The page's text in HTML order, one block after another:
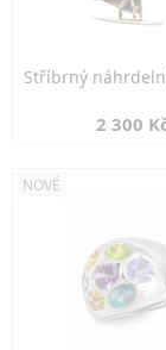
Stříbrný
2 300
NOVÉ